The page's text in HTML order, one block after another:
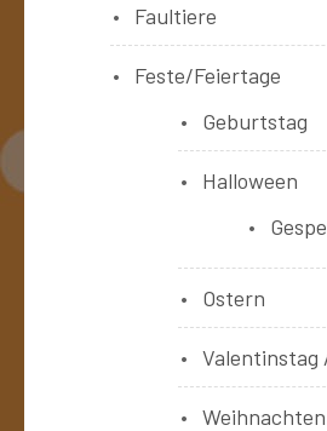
Faultiere
Feste/Feiertage
Geburtstag
Halloween
Ostern
Valentinstag
Weihnachten